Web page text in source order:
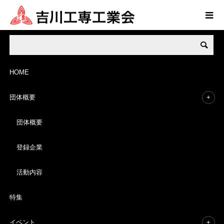
HOME
団体概要
団体概要
登録企業
活動内容
特集
イベント
ブログ情報
吉川工専工業会の活動記録